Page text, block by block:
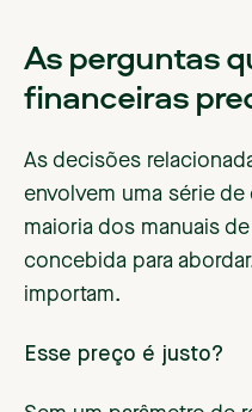
As perguntas
financeiras
As decisões
envolvem uma série
maioria dos manuais
concebida para
importam.
Esse preço é justo?